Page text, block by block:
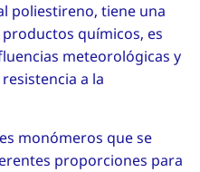
poliestireno, tiene una
químicos, es
meteorológicas y
a la
monómeros que se
proporciones para